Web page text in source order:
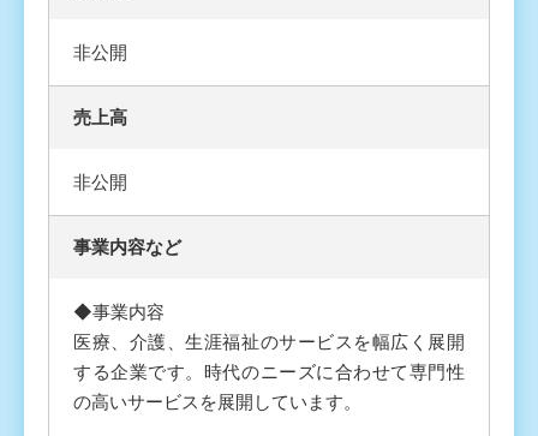
非公開
売上高
非公開
事業内容など
◆事業内容
医療、介護、生涯福祉のサービスを幅広く展開
する企業です。時代のニーズに合わせて専門性
の高いサービスを展開しています。